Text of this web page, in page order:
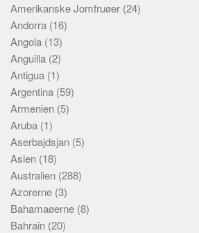
Amerikanske Jomfruøer (24)
Andorra (16)
Angola (13)
Anguilla (2)
Antigua (1)
Argentina (59)
Armenien (5)
Aruba (1)
Aserbajdsjan (5)
Asien (18)
Australien (288)
Azorerne (3)
Bahamaøerne (8)
Bahrain (20)